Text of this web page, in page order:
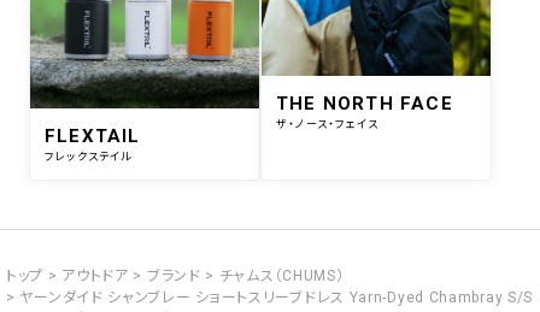
FLEXTAIL
フレックステイル
THE NORTH FACE
ザ・ノース・フェイス
トップ アウトドア ブランド
チャムス（CHUMS）
ヤーンダイド シャンブレー ショートスリーブドレス Yarn-Dyed Chambray S/S